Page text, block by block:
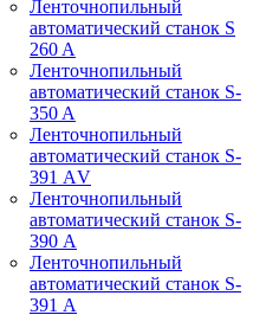
Ленточнопильный
автоматический станок S
260 A
Ленточнопильный
автоматический станок S-
350 A
Ленточнопильный
автоматический станок S-
391 АV
Ленточнопильный
автоматический станок S-
390 А
Ленточнопильный
автоматический станок S-
391 А